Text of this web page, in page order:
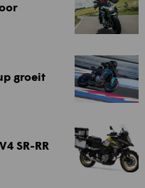
groeit
SR-RR